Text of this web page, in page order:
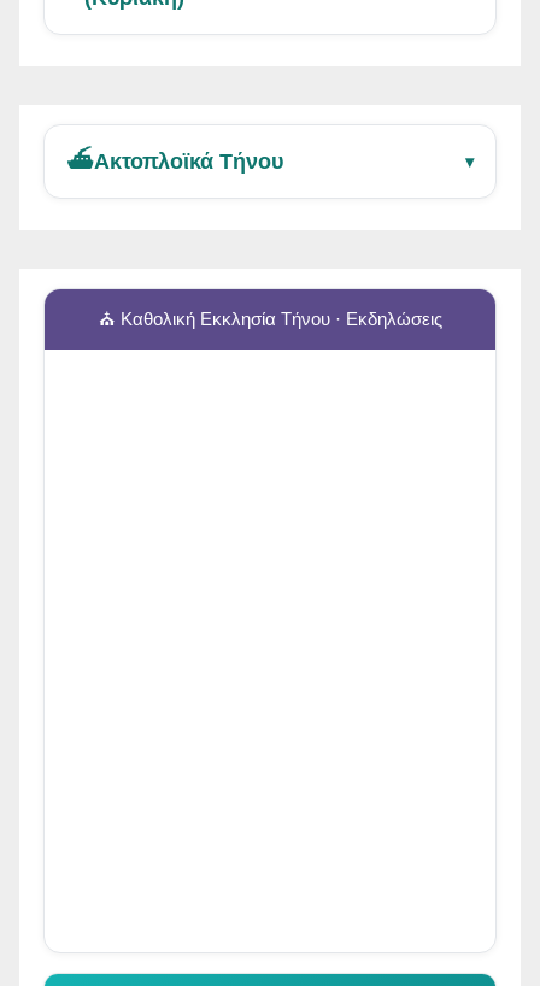
⛴️Ακτοπλοϊκά Τήνου ▾
⛪ Καθολική Εκκλησία Τήνου · Εκδηλώσεις
👆 Κλικ για περιήγηση